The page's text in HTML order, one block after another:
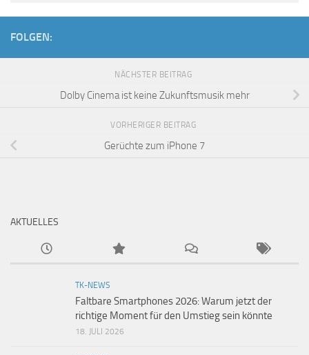
FOLGEN:
NÄCHSTER BEITRAG
Dolby Cinema ist keine Zukunftsmusik mehr
VORHERIGER BEITRAG
Gerüchte zum iPhone 7
AKTUELLES
TK-NEWS
Faltbare Smartphones 2026: Warum jetzt der
richtige Moment für den Umstieg sein könnte
18. JULI 2026